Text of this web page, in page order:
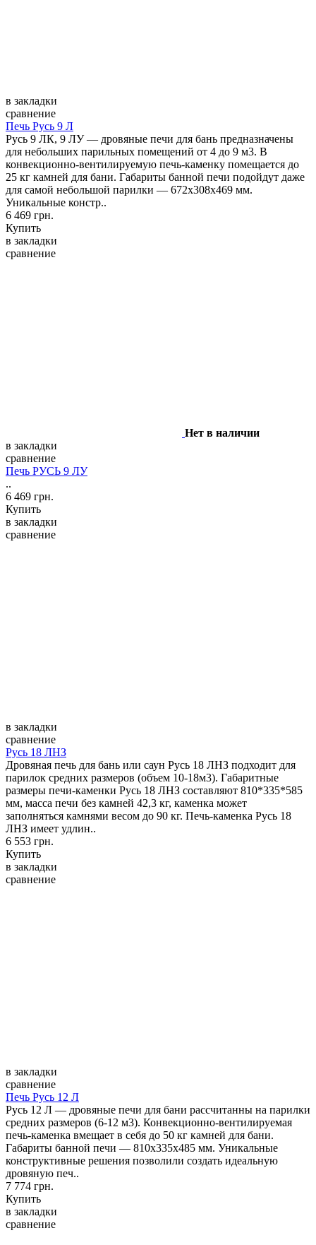
в закладки
сравнение
Печь Русь 9 Л
Русь 9 ЛК, 9 ЛУ — дровяные печи для бань предназначены
для небольших парильных помещений от 4 до 9 м3. В
конвекционно-вентилируемую печь-каменку помещается до
25 кг камней для бани. Габариты банной печи подойдут даже
для самой небольшой парилки — 672х308х469 мм.
Уникальные констр..
6 469 грн.
Купить
в закладки
сравнение
Нет в наличии
в закладки
сравнение
Печь РУСЬ 9 ЛУ
..
6 469 грн.
Купить
в закладки
сравнение
в закладки
сравнение
Русь 18 ЛНЗ
Дровяная печь для бань или саун Русь 18 ЛНЗ подходит для
парилок средних размеров (объем 10-18м3). Габаритные
размеры печи-каменки Русь 18 ЛНЗ составляют 810*335*585
мм, масса печи без камней 42,3 кг, каменка может
заполняться камнями весом до 90 кг. Печь-каменка Русь 18
ЛНЗ имеет удлин..
6 553 грн.
Купить
в закладки
сравнение
в закладки
сравнение
Печь Русь 12 Л
Русь 12 Л — дровяные печи для бани рассчитанны на парилки
средних размеров (6-12 м3). Конвекционно-вентилируемая
печь-каменка вмещает в себя до 50 кг камней для бани.
Габариты банной печи — 810х335х485 мм. Уникальные
конструктивные решения позволили создать идеальную
дровяную печ..
7 774 грн.
Купить
в закладки
сравнение